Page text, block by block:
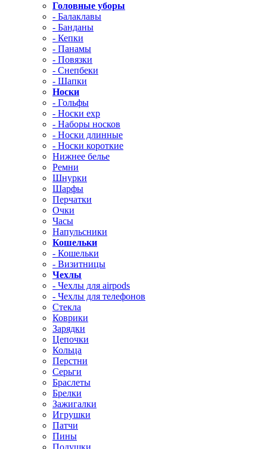
Головные уборы
- Балаклавы
- Банданы
- Кепки
- Панамы
- Повязки
- Снепбеки
- Шапки
Носки
- Гольфы
- Носки exp
- Наборы носков
- Носки длинные
- Носки короткие
Нижнее белье
Ремни
Шнурки
Шарфы
Перчатки
Очки
Часы
Напульсники
Кошельки
- Кошельки
- Визитницы
Чехлы
- Чехлы для airpods
- Чехлы для телефонов
Стекла
Коврики
Зарядки
Цепочки
Кольца
Перстни
Серьги
Браслеты
Брелки
Зажигалки
Игрушки
Патчи
Пины
Подушки